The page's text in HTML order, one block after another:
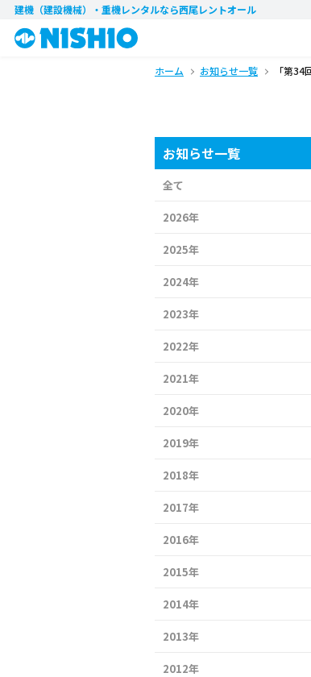
建機（建設機械）・重機レンタルなら西尾レントオール
ホーム お知らせ一覧 「第34
お知らせ一覧
全て
2026年
2025年
2024年
2023年
2022年
2021年
2020年
2019年
2018年
2017年
2016年
2015年
2014年
2013年
2012年